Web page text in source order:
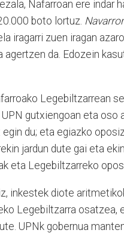
Nafarroan ere indar
boto lortuz.
iragarri zuen iragan
agertzen da. Edozein
Legebiltzarrean
gutxiengoan eta oso
du; eta egiazko
jardun dute gai eta
eta Legebiltzarreko
inkestek diote
Legebiltzarra osatzea,
UPNk gobernua